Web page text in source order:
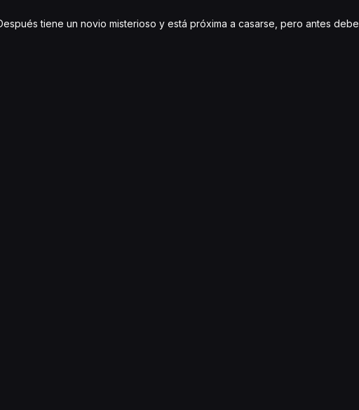
tiene un novio misterioso y está próxima a casarse, pero antes debe